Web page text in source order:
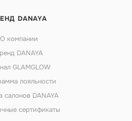
DANAYA
О компании
DANAYA
GLAMGLOW
лояльности
салонов DANAYA
сертификаты